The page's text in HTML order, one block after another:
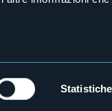
Statistiche